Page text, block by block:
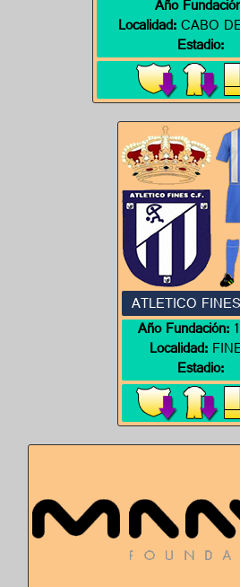
Año
Localidad:CABO
Estadio:
ATLETICO
Año Fundación:
Localidad:
Estadio: